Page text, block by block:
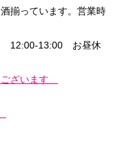
揃っています。 営業時
12:00-13:00 お昼休
ございます